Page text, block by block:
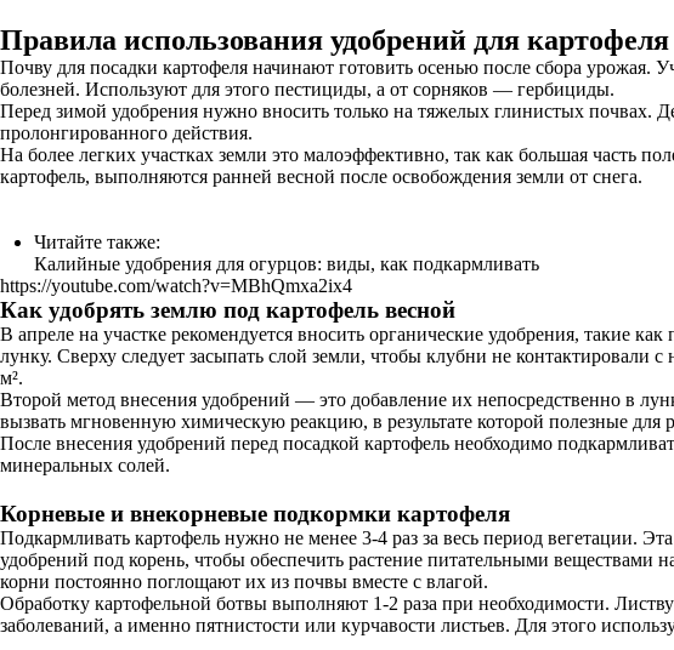
Правила использования удобрений для картофеля
Почву для посадки картофеля начинают готовить осенью после сбора урожая.
болезней. Используют для этого пестициды, а от сорняков — гербициды.
Перед зимой удобрения нужно вносить только на тяжелых глинистых почвах.
пролонгированного действия.
На более легких участках земли это малоэффективно, так как большая часть
картофель, выполняются ранней весной после освобождения земли от снега.
Читайте также:
Калийные удобрения для огурцов: виды, как подкармливать
https://youtube.com/watch?v=MBhQmxa2ix4
Как удобрять землю под картофель весной
В апреле на участке рекомендуется вносить органические удобрения, такие
лунку. Сверху следует засыпать слой земли, чтобы клубни не контактировали
м².
Второй метод внесения удобрений — это добавление их непосредственно в
вызвать мгновенную химическую реакцию, в результате которой полезные для
После внесения удобрений перед посадкой картофель необходимо
минеральных солей.
Корневые и внекорневые подкормки картофеля
Подкармливать картофель нужно не менее 3-4 раз за весь период вегетации.
удобрений под корень, чтобы обеспечить растение питательными
корни постоянно поглощают их из почвы вместе с влагой.
Обработку картофельной ботвы выполняют 1-2 раза при необходимости.
заболеваний, а именно пятнистости или курчавости листьев. Для этого